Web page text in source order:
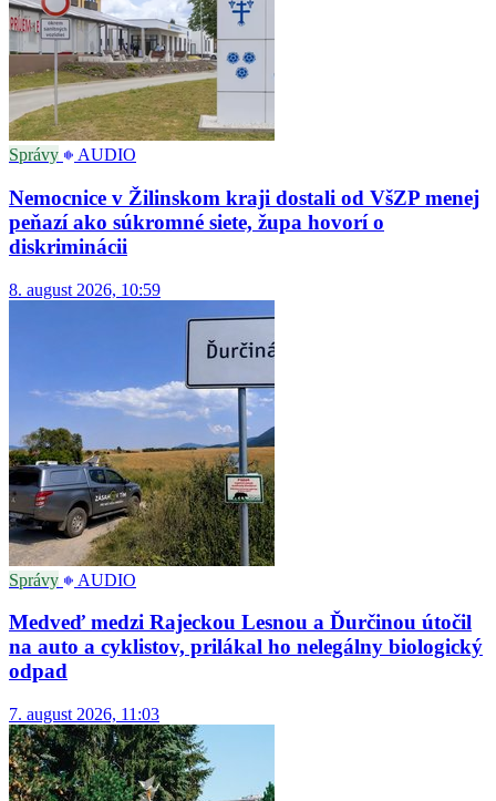
Správy AUDIO
Nemocnice v Žilinskom kraji dostali od VšZP menej
peňazí ako súkromné siete, župa hovorí o
diskriminácii
8. august 2026, 10:59
Správy AUDIO
Medveď medzi Rajeckou Lesnou a Ďurčinou útočil
na auto a cyklistov, prilákal ho nelegálny biologický
odpad
7. august 2026, 11:03